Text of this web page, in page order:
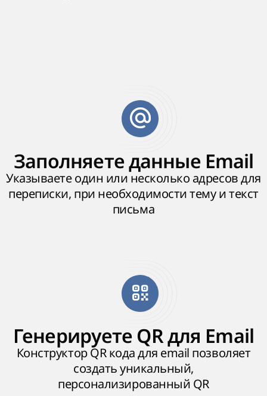
Заполняете данные Email
Указываете один или несколько адресов для
переписки, при необходимости тему и текст
письма
Генерируете QR для Email
Конструктор QR кода для email позволяет
создать уникальный,
персонализированный QR